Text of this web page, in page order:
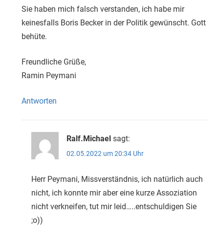
Sie haben mich falsch verstanden, ich habe mir
keinesfalls Boris Becker in der Politik gewünscht. Gott
behüte.
Freundliche Grüße,
Ramin Peymani
Antworten
Ralf.Michael sagt:
02.05.2022 um 20:34 Uhr
Herr Peymani, Missverständnis, ich natürlich auch
nicht, ich konnte mir aber eine kurze Assoziation
nicht verkneifen, tut mir leid…..entschuldigen Sie
;o))